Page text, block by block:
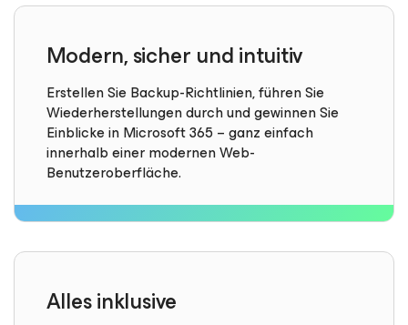
Modern, sicher und intuitiv
Erstellen Sie Backup-Richtlinien, führen Sie
Wiederherstellungen durch und gewinnen Sie
Einblicke in Microsoft 365 – ganz einfach
innerhalb einer modernen Web-
Benutzeroberfläche.
Alles inklusive